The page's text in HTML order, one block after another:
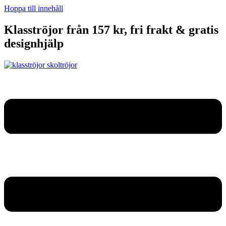
Hoppa till innehåll
Klasströjor från 157 kr, fri frakt & gratis
designhjälp